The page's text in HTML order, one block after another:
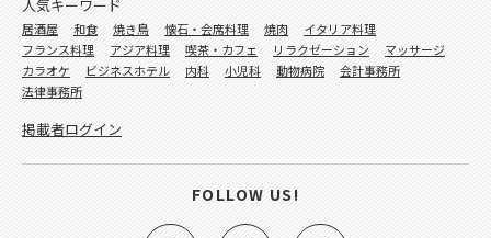
人気キーワード
居酒屋 和食 焼き鳥 懐石・会席料理 焼肉
イタリア料理
フランス料理
アジア料理 喫茶・カフェ リラクゼーション
マッサージ
カラオケ
ビジネスホテル 内科 小児科 動物病院
会計事務所
法律事務所
掲載者ログイン
FOLLOW US!